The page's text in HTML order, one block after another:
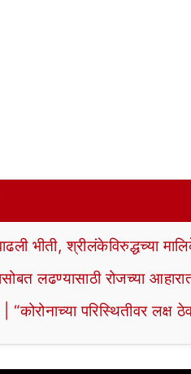
भीती, श्रीलंकेविरुद्धच्या
लढण्यासाठी रोजच्या आहारात
परिस्थितीवर लक्ष